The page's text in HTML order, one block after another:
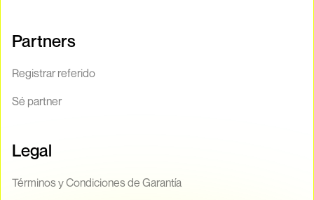
Partners
Registrar referido
Sé partner
Legal
Términos y Condiciones de Garantía